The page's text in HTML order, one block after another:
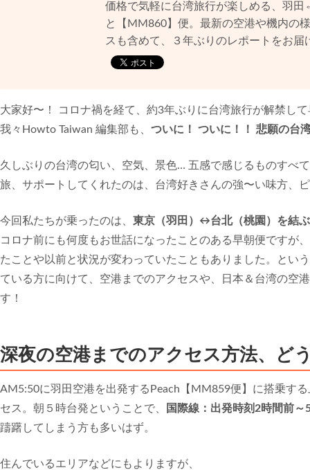
価格で気軽に台湾旅行が楽しめる、羽
と【MM860】便。最新の空港や機内の
スも含めて、３年ぶりのレポートをお届
大家好〜！ コロナ禍を経て、約3年ぶりに台湾旅行が解禁し
我々Howto Taiwan 編集部も、 ついに！ ついに！！ 悲願の台
久しぶりの台湾の匂い、空気、景色… 五感で感じるものすべ
旅、サポートしてくれたのは、台湾好きさんの強〜い味方、
今回私たちが乗ったのは、 東京（羽田）↔台北（桃園）を結
コロナ前にも何度もお世話になったことのある早朝便ですが
たことや以前と状況が変わっていたこともありました。とい
ている方に向けて、空港までのアクセスや、日本＆台湾の空
す！
深夜の空港までのアクセス方法、ど
AM5:50に羽田空港を出発するPeach【MM859便】に搭乗す
セス。朝５時台発ということで、
国際線：出発時刻2時間前
躊躇してしまう方も多いはず。
住んでいるエリアなどにもよりますが、